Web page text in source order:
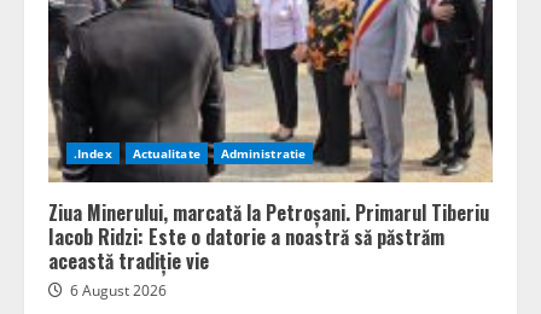
.Index Actualitate Administratie
Ziua Minerului, marcată la Petroșani. Primarul Tiberiu
Iacob Ridzi: Este o datorie a noastră să păstrăm
această tradiție vie
6 August 2026